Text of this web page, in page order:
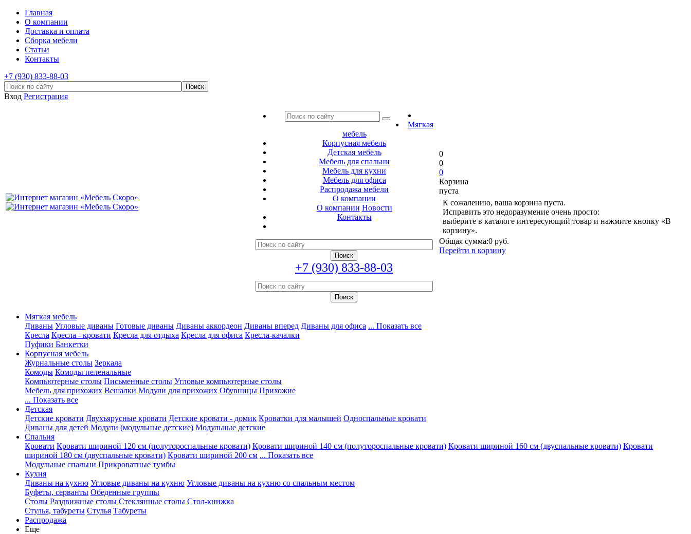
Главная
О компании
Доставка и оплата
Сборка мебели
Статьи
Контакты
+7 (930) 833-88-03
Вход Регистрация
Мягкая
мебель
Корпусная мебель
Детская мебель
Мебель для спальни
Мебель для кухни
Мебель для офиса
Распродажа мебели
О компании
О компании Новости
Контакты
+7 (930) 833-88-03
0
0
0
Корзина
пуста
К сожалению, ваша корзина пуста.
Исправить это недоразумение очень просто:
выберите в каталоге интересующий товар и нажмите кнопку «В
корзину».
Общая сумма:0 руб.
Перейти в корзину
Мягкая мебель
Диваны Угловые диваны Готовые диваны Диваны аккордеон Диваны вперед Диваны для офиса ... Показать все
Кресла Кресла - кровати Кресла для отдыха Кресла для офиса Кресла-качалки
Пуфики Банкетки
Корпусная мебель
Журнальные столы Зеркала
Комоды Комоды пеленальные
Компьютерные столы Письменные столы Угловые компьютерные столы
Мебель для прихожих Вешалки Модули для прихожих Обувницы Прихожие
... Показать все
Детская
Детские кровати Двухъярусные кровати Детские кровати - домик Кроватки для малышей Односпальные кровати
Диваны для детей Модули (модульные детские) Модульные детские
Спальня
Кровати Кровати шириной 120 см (полутороспальные кровати) Кровати шириной 140 см (полутороспальные кровати) Кровати шириной 160 см (двуспальные кровати) Кровати
шириной 180 см (двуспальные кровати) Кровати шириной 200 см ... Показать все
Модульные спальни Прикроватные тумбы
Кухня
Диваны на кухню Угловые диваны на кухню Угловые диваны на кухню со спальным местом
Буфеты, серванты Обеденные группы
Столы Раздвижные столы Стеклянные столы Стол-книжка
Стулья, табуреты Стулья Табуреты
Распродажа
Еще